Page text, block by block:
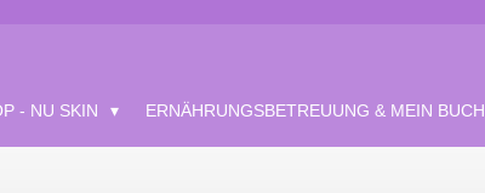
- NU SKIN ERNÄHRUNGSBETREUUNG & MEIN BUCH